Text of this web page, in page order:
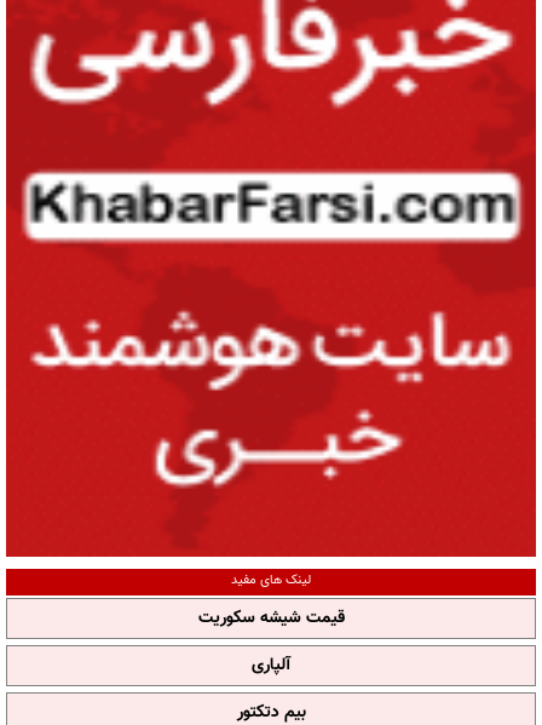
لینک های مفید
قیمت شیشه سکوریت
آلپاری
بیم دتکتور